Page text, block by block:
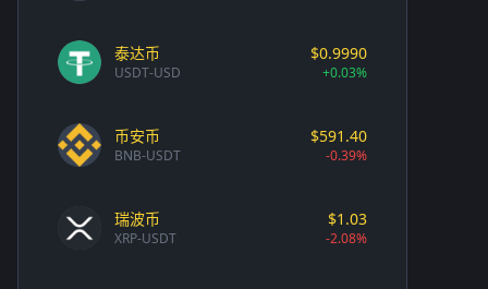
泰达币
USDT-USD
$0.9990
+0.03%
币安币
BNB-USDT
$591.40
-0.39%
瑞波币
XRP-USDT
$1.03
-2.08%